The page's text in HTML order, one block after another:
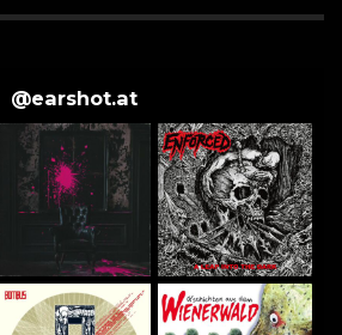
@earshot.at